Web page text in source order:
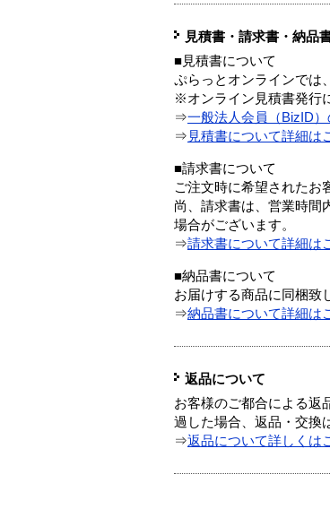
見積書・請求書・納品
■見積書について
ぷらっとオンラインでは
※オンライン見積書発行
⇒一般法人会員（BizID
⇒ 見積書について詳細は
■請求書について
ご注文時に希望されたお
尚、請求書は、営業時間
場合がございます。
⇒請求書について詳細は
■納品書について
お届けする商品に同梱致
⇒納品書について詳細は
返品について
お客様のご都合による返
過した場合、返品・交換
⇒返品について詳しくは